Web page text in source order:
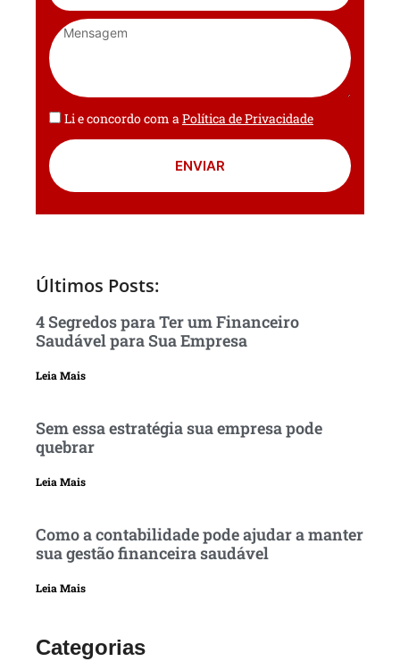
Li e concordo com a Política de Privacidade
ENVIAR
Últimos Posts:
4 Segredos para Ter um Financeiro
Saudável para Sua Empresa
Leia Mais
Sem essa estratégia sua empresa pode
quebrar
Leia Mais
Como a contabilidade pode ajudar a manter
sua gestão financeira saudável
Leia Mais
Categorias